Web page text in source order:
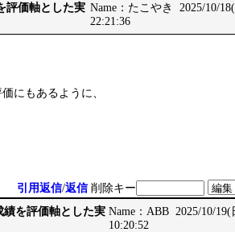
評価軸とした実 Name：たこやき 2025/10/
22:21:36
にもあるように、
引用返信/返信 削除キー
を評価軸とした実 Name：ABB 2025/10/19(
10:20:52